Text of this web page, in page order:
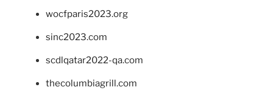
wocfparis2023.org
sinc2023.com
scdlqatar2022-qa.com
thecolumbiagrill.com